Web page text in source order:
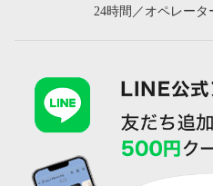
24時間／オペレータ